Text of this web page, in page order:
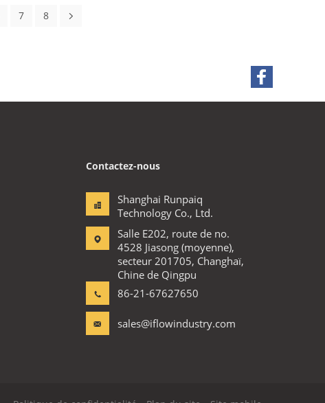
7 8
Contactez-nous
Shanghai Runpaiq
Technology Co., Ltd.
Salle E202, route de no.
4528 Jiasong (moyenne),
secteur 201705, Changhaï,
Chine de Qingpu
86-21-67627650
sales@iflowindustry.com